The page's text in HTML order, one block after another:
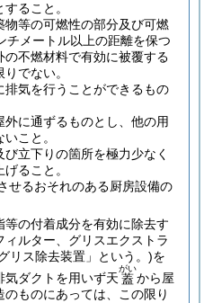
ること。
物等の可燃性の部分及び可燃
チメートル以上の距離を保つ
の不燃材料で有効に被覆する
でない。
排気を行うことができるもの
に通ずるものとし、他の用
こと。
立下りの箇所を極力少なく
ること。
せるおそれのある厨房設備の
の付着成分を有効に除去す
ルター、グリスエクストラ
リス除去装置」という。)を
気ダクトを用いず天 蓋
がい
から屋
ものにあっては、この限り